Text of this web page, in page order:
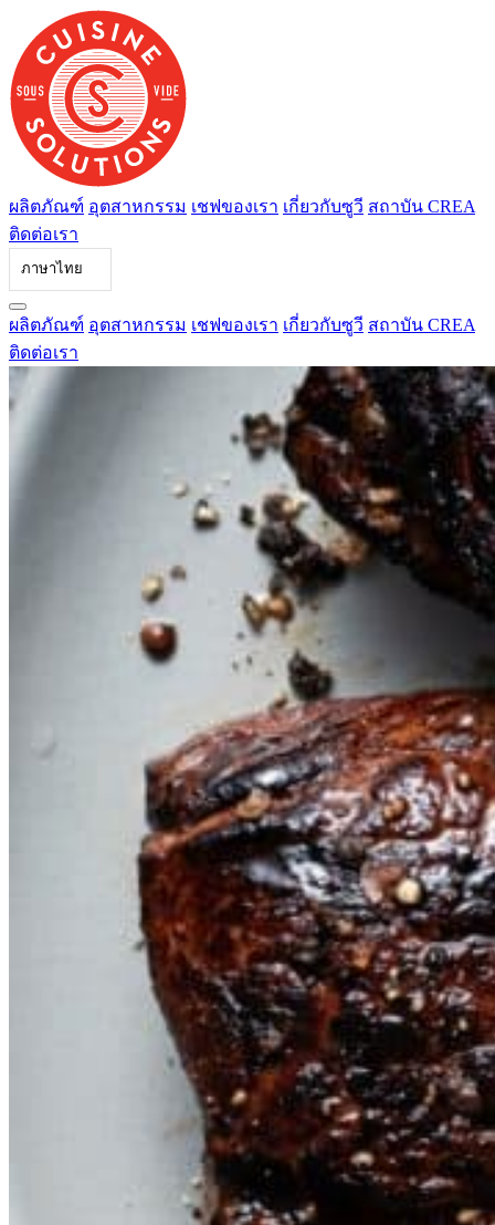
ไป
ที่
เนื้อหา
ผลิตภัณฑ์ อุตสาหกรรม เชฟของเรา เกี่ยวกับซูวี สถาบัน CREA
ติดต่อเรา
ภาษาไทย
ผลิตภัณฑ์ อุตสาหกรรม เชฟของเรา เกี่ยวกับซูวี สถาบัน CREA
ติดต่อเรา